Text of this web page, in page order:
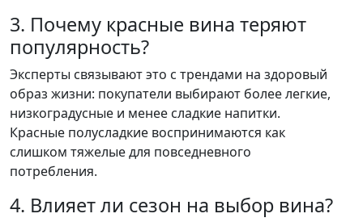
3. Почему красные вина теряют
популярность?
Эксперты связывают это с трендами на здоровый
образ жизни: покупатели выбирают более легкие,
низкоградусные и менее сладкие напитки.
Красные полусладкие воспринимаются как
слишком тяжелые для повседневного
потребления.
4. Влияет ли сезон на выбор вина?